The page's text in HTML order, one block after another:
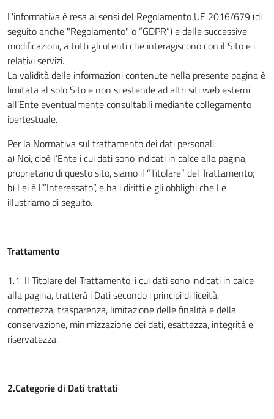
L'informativa è resa ai sensi del Regolamento UE 2016/679 (di
seguito anche "Regolamento" o “GDPR”) e delle successive
modificazioni, a tutti gli utenti che interagiscono con il Sito e i
relativi servizi.
La validità delle informazioni contenute nella presente pagina è
limitata al solo Sito e non si estende ad altri siti web esterni
all’Ente eventualmente consultabili mediante collegamento
ipertestuale.
Per la Normativa sul trattamento dei dati personali:
a) Noi, cioè l’Ente i cui dati sono indicati in calce alla pagina,
proprietario di questo sito, siamo il “Titolare” del Trattamento;
b) Lei è l’”Interessato”, e ha i diritti e gli obblighi che Le
illustriamo di seguito.
Trattamento
1.1. Il Titolare del Trattamento, i cui dati sono indicati in calce
alla pagina, tratterà i Dati secondo i principi di liceità,
correttezza, trasparenza, limitazione delle finalità e della
conservazione, minimizzazione dei dati, esattezza, integrità e
riservatezza.
2.Categorie di Dati trattati